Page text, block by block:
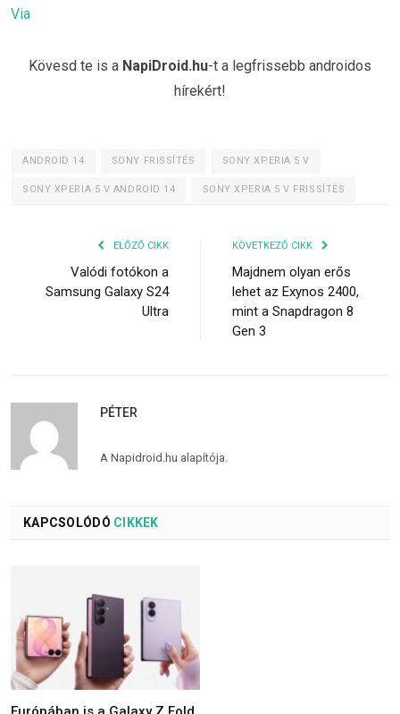
Via
Kövesd te is a NapiDroid.hu-t a legfrissebb androidos
hírekért!
ANDROID 14 SONY FRISSÍTÉS SONY XPERIA 5 V
SONY XPERIA 5 V ANDROID 14 SONY XPERIA 5 V FRISSÍTÉS
ELŐZŐ CIKK
Valódi fotókon a
Samsung Galaxy S24
Ultra
KÖVETKEZŐ CIKK
Majdnem olyan erős
lehet az Exynos 2400,
mint a Snapdragon 8
Gen 3
PÉTER
A Napidroid.hu alapítója.
KAPCSOLÓDÓ CIKKEK